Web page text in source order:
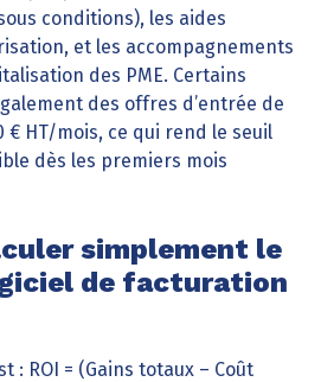
conditions), les aides
et les accompagnements
des PME. Certains
des offres d’entrée de
€ HT/mois, ce qui rend le seuil
dès les premiers mois
simplement le
de facturation
: ROI = (Gains totaux – Coût